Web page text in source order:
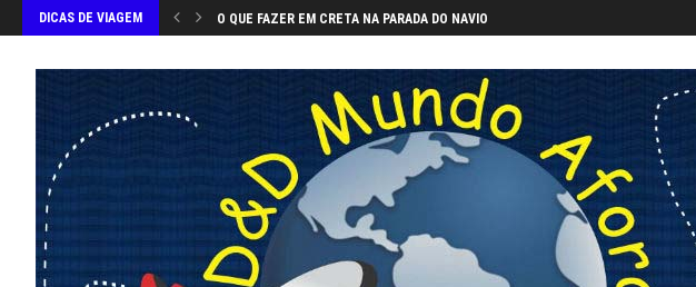
DICAS DE VIAGEM O QUE FAZER EM CRETA NA PARADA DO NAVIO